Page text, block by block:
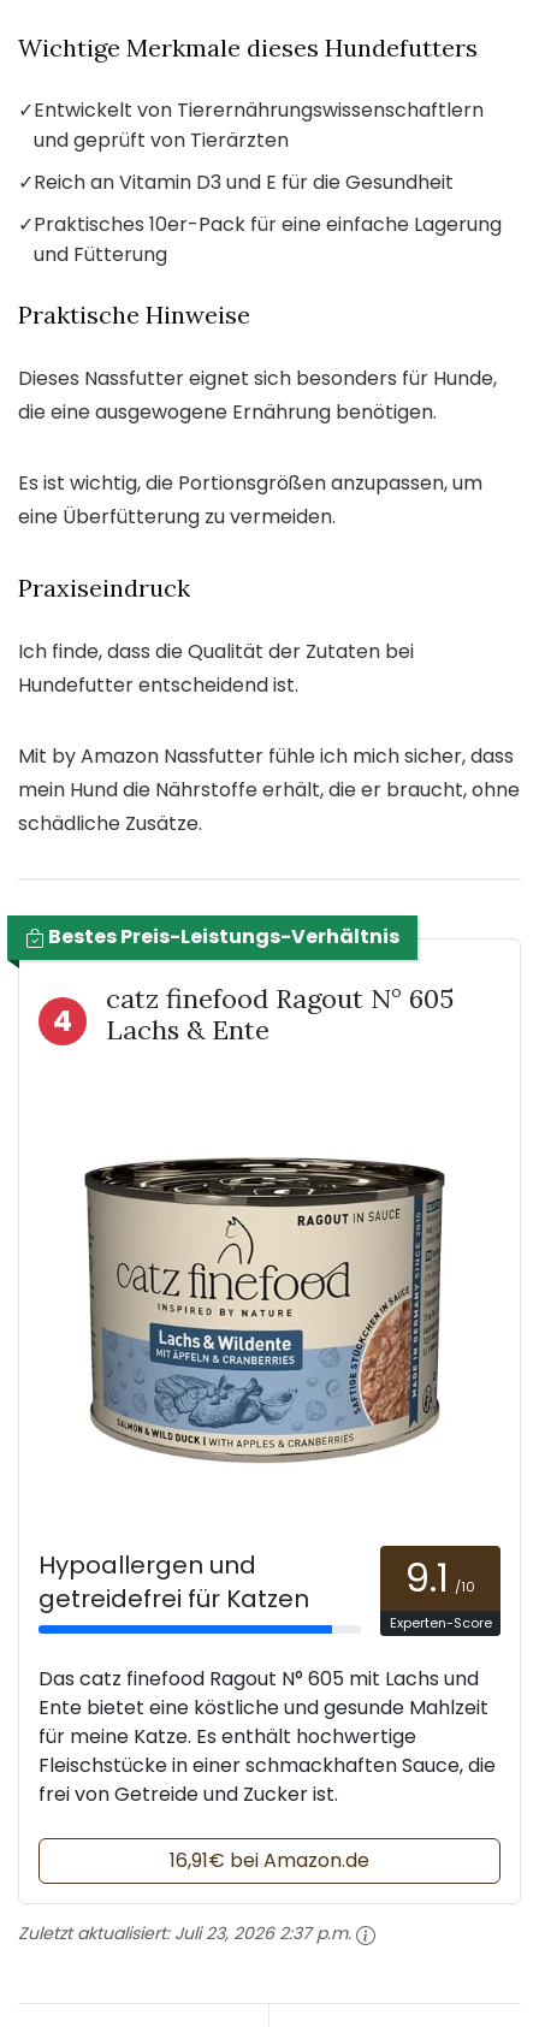
Wichtige Merkmale dieses Hundefutters
✓Entwickelt von Tierernährungswissenschaftlern
und geprüft von Tierärzten
✓Reich an Vitamin D3 und E für die Gesundheit
✓Praktisches 10er-Pack für eine einfache Lagerung
und Fütterung
Praktische Hinweise
Dieses Nassfutter eignet sich besonders für Hunde,
die eine ausgewogene Ernährung benötigen.
Es ist wichtig, die Portionsgrößen anzupassen, um
eine Überfütterung zu vermeiden.
Praxiseindruck
Ich finde, dass die Qualität der Zutaten bei
Hundefutter entscheidend ist.
Mit by Amazon Nassfutter fühle ich mich sicher, dass
mein Hund die Nährstoffe erhält, die er braucht, ohne
schädliche Zusätze.
Bestes Preis-Leistungs-Verhältnis
4
catz finefood Ragout N° 605
Lachs & Ente
Hypoallergen und
getreidefrei für Katzen
9.1 /10
Experten-Score
Das catz finefood Ragout N° 605 mit Lachs und
Ente bietet eine köstliche und gesunde Mahlzeit
für meine Katze. Es enthält hochwertige
Fleischstücke in einer schmackhaften Sauce, die
frei von Getreide und Zucker ist.
16,91€ bei Amazon.de
Zuletzt aktualisiert: Juli 23, 2026 2:37 p.m.